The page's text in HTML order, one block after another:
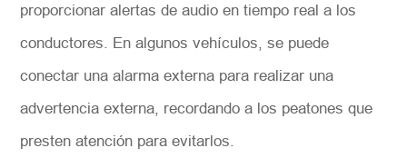
proporcionar alertas de audio en tiempo real a los
conductores. En algunos vehículos, se puede
conectar una alarma externa para realizar una
advertencia externa, recordando a los peatones que
presten atención para evitarlos.